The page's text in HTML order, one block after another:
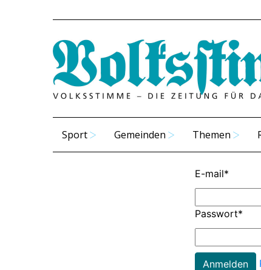
Sport Gemeinden Themen
E-mail*
Passwort*